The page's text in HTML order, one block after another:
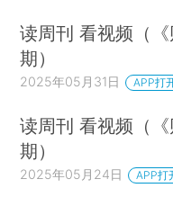
读周刊 看视频（
期）
2025年05月31日 APP打
读周刊 看视频（
期）
2025年05月24日 APP打